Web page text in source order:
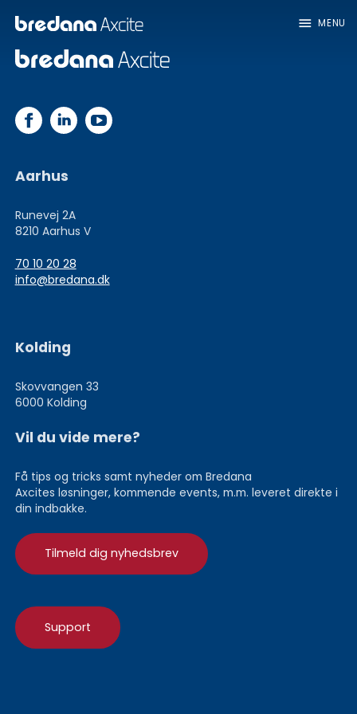
menu MENU
Aarhus
Runevej 2A
8210 Aarhus V
70 10 20 28
info@bredana.dk
Kolding
Skovvangen 33
6000 Kolding
Vil du vide mere?
Få tips og tricks samt nyheder om Bredana
Axcites løsninger, kommende events, m.m. leveret direkte i
din indbakke.
Tilmeld dig nyhedsbrev
Support